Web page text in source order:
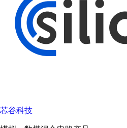
芯谷科技